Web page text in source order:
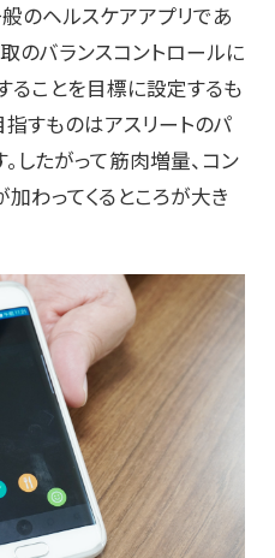
のヘルスケアアプリであ
のバランスコントロールに
ることを目標に設定するも
すものはアスリートのパ
したがって筋肉増量、コン
わってくるところが大き